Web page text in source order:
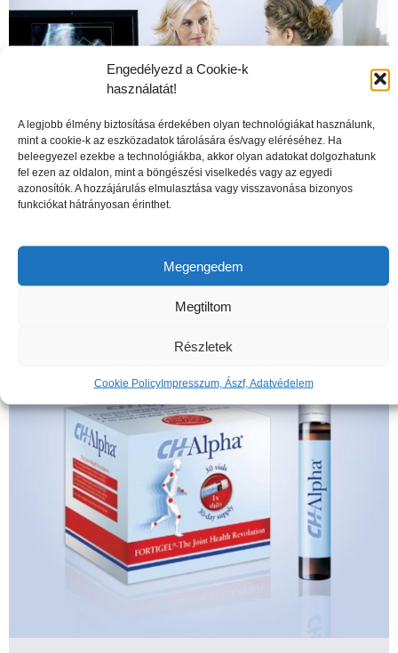
Engedélyezd a Cookie-k
használatát!
A legjobb élmény biztosítása érdekében olyan technológiákat használunk,
mint a cookie-k az eszközadatok tárolására és/vagy eléréséhez. Ha
beleegyezel ezekbe a technológiákba, akkor olyan adatokat dolgozhatunk
fel ezen az oldalon, mint a böngészési viselkedés vagy az egyedi
azonosítók. A hozzájárulás elmulasztása vagy visszavonása bizonyos
funkciókat hátrányosan érinthet.
Megengedem
Megtiltom
Részletek
Cookie PolicyImpresszum, Ászf, Adatvédelem